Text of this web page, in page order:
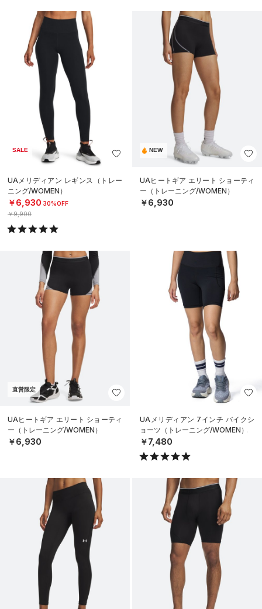
SALE
UAメリディアン レギンス（トレー
ニング/WOMEN）
￥6,930 30%OFF
￥9,900
NEW
UAヒートギア エリート ショーティ
ー（トレーニング/WOMEN）
￥6,930
直営限定
UAヒートギア エリート ショーティ
ー（トレーニング/WOMEN）
￥6,930
UAメリディアン 7インチ バイクシ
ョーツ（トレーニング/WOMEN）
￥7,480